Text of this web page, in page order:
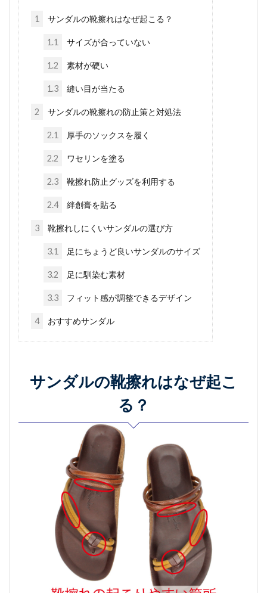
1 サンダルの靴擦れはなぜ起こる？
1.1 サイズが合っていない
1.2 素材が硬い
1.3 縫い目が当たる
2 サンダルの靴擦れの防止策と対処法
2.1 厚手のソックスを履く
2.2 ワセリンを塗る
2.3 靴擦れ防止グッズを利用する
2.4 絆創膏を貼る
3 靴擦れしにくいサンダルの選び方
3.1 足にちょうど良いサンダルのサイズ
3.2 足に馴染む素材
3.3 フィット感が調整できるデザイン
4 おすすめサンダル
サンダルの靴擦れはなぜ起こ
る？